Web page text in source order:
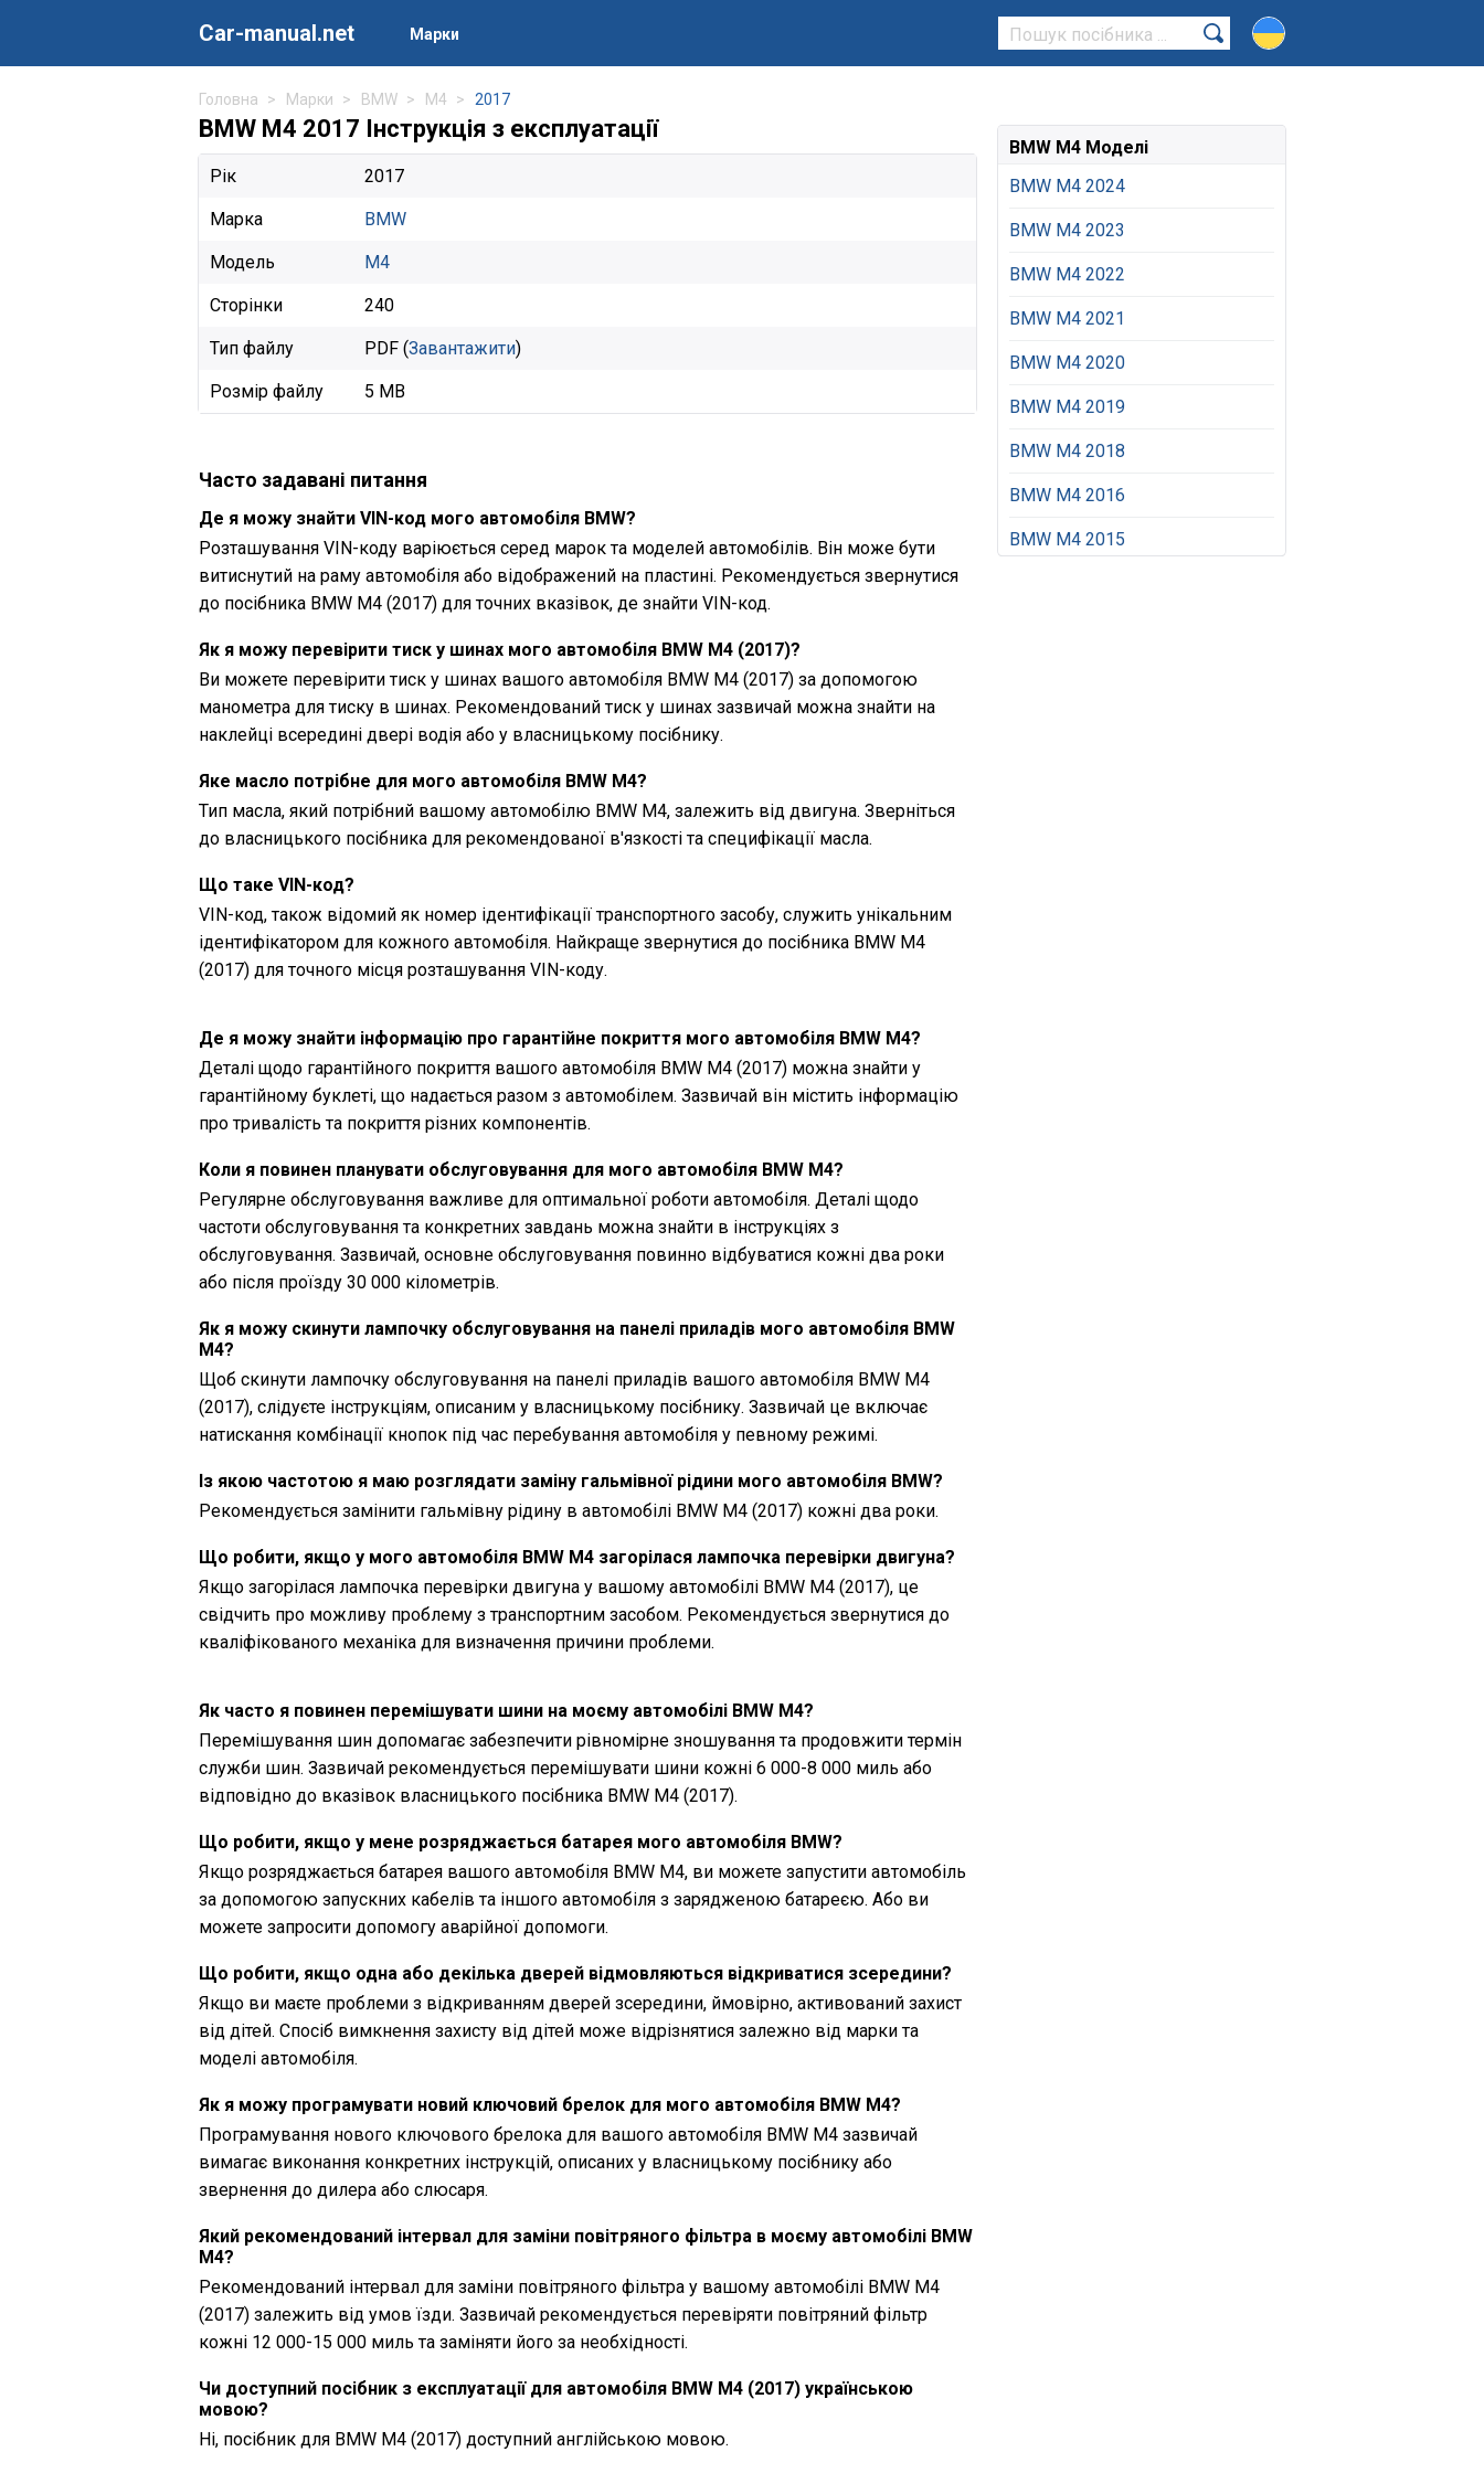
Car-manual.net Марки
Головна Марки BMW M4 2017
BMW M4 2017 Інструкція з експлуатації
Рік 2017
Марка BMW
Модель M4
Сторінки 240
Тип файлу PDF (Завантажити)
Розмір файлу 5 MB
Часто задавані питання
Де я можу знайти VIN-код мого автомобіля BMW?
Розташування VIN-коду варіюється серед марок та моделей автомобілів. Він може бути
витиснутий на раму автомобіля або відображений на пластині. Рекомендується звернутися
до посібника BMW M4 (2017) для точних вказівок, де знайти VIN-код.
Як я можу перевірити тиск у шинах мого автомобіля BMW M4 (2017)?
Ви можете перевірити тиск у шинах вашого автомобіля BMW M4 (2017) за допомогою
манометра для тиску в шинах. Рекомендований тиск у шинах зазвичай можна знайти на
наклейці всередині двері водія або у власницькому посібнику.
Яке масло потрібне для мого автомобіля BMW M4?
Тип масла, який потрібний вашому автомобілю BMW M4, залежить від двигуна. Зверніться
до власницького посібника для рекомендованої в'язкості та специфікації масла.
Що таке VIN-код?
VIN-код, також відомий як номер ідентифікації транспортного засобу, служить унікальним
ідентифікатором для кожного автомобіля. Найкраще звернутися до посібника BMW M4
(2017) для точного місця розташування VIN-коду.
Де я можу знайти інформацію про гарантійне покриття мого автомобіля BMW M4?
Деталі щодо гарантійного покриття вашого автомобіля BMW M4 (2017) можна знайти у
гарантійному буклеті, що надається разом з автомобілем. Зазвичай він містить інформацію
про тривалість та покриття різних компонентів.
Коли я повинен планувати обслуговування для мого автомобіля BMW M4?
Регулярне обслуговування важливе для оптимальної роботи автомобіля. Деталі щодо
частоти обслуговування та конкретних завдань можна знайти в інструкціях з
обслуговування. Зазвичай, основне обслуговування повинно відбуватися кожні два роки
або після проїзду 30 000 кілометрів.
Як я можу скинути лампочку обслуговування на панелі приладів мого автомобіля BMW
M4?
Щоб скинути лампочку обслуговування на панелі приладів вашого автомобіля BMW M4
(2017), слідуєте інструкціям, описаним у власницькому посібнику. Зазвичай це включає
натискання комбінації кнопок під час перебування автомобіля у певному режимі.
Із якою частотою я маю розглядати заміну гальмівної рідини мого автомобіля BMW?
Рекомендується замінити гальмівну рідину в автомобілі BMW M4 (2017) кожні два роки.
Що робити, якщо у мого автомобіля BMW M4 загорілася лампочка перевірки двигуна?
Якщо загорілася лампочка перевірки двигуна у вашому автомобілі BMW M4 (2017), це
свідчить про можливу проблему з транспортним засобом. Рекомендується звернутися до
кваліфікованого механіка для визначення причини проблеми.
Як часто я повинен перемішувати шини на моєму автомобілі BMW M4?
Перемішування шин допомагає забезпечити рівномірне зношування та продовжити термін
служби шин. Зазвичай рекомендується перемішувати шини кожні 6 000-8 000 миль або
відповідно до вказівок власницького посібника BMW M4 (2017).
Що робити, якщо у мене розряджається батарея мого автомобіля BMW?
Якщо розряджається батарея вашого автомобіля BMW M4, ви можете запустити автомобіль
за допомогою запускних кабелів та іншого автомобіля з зарядженою батареєю. Або ви
можете запросити допомогу аварійної допомоги.
Що робити, якщо одна або декілька дверей відмовляються відкриватися зсередини?
Якщо ви маєте проблеми з відкриванням дверей зсередини, ймовірно, активований захист
від дітей. Спосіб вимкнення захисту від дітей може відрізнятися залежно від марки та
моделі автомобіля.
Як я можу програмувати новий ключовий брелок для мого автомобіля BMW M4?
Програмування нового ключового брелока для вашого автомобіля BMW M4 зазвичай
вимагає виконання конкретних інструкцій, описаних у власницькому посібнику або
звернення до дилера або слюсаря.
Який рекомендований інтервал для заміни повітряного фільтра в моєму автомобілі BMW
M4?
Рекомендований інтервал для заміни повітряного фільтра у вашому автомобілі BMW M4
(2017) залежить від умов їзди. Зазвичай рекомендується перевіряти повітряний фільтр
кожні 12 000-15 000 миль та заміняти його за необхідності.
Чи доступний посібник з експлуатації для автомобіля BMW M4 (2017) українською
мовою?
Ні, посібник для BMW M4 (2017) доступний англійською мовою.
BMW M4 Моделі
BMW M4 2024
BMW M4 2023
BMW M4 2022
BMW M4 2021
BMW M4 2020
BMW M4 2019
BMW M4 2018
BMW M4 2016
BMW M4 2015